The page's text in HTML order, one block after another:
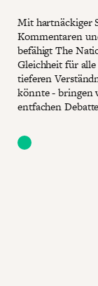
Mit hartnäckiger
Kommentaren
befähigt The
Gleichheit für
tieferen
könnte - bringen
entfachen